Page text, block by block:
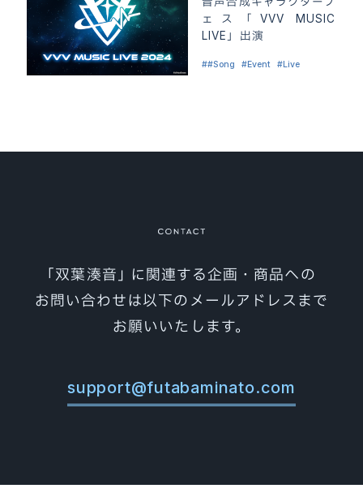
お知らせ NEWS
キャラクター“双葉湊音”
素材集
ェス「VVV MUSIC
LIVE」出演
#Song Event Live
｢双葉湊音｣ に関連する企画・商品への
お問い合わせは以下のメールアドレスまで
お願いいたします。
support@futabaminato.com